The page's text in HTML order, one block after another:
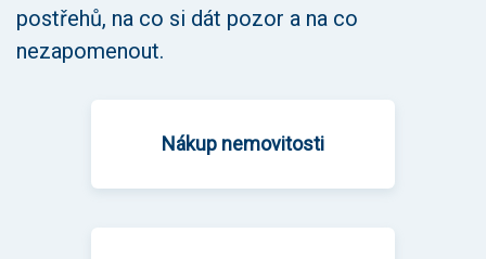
postřehů, na co si dát pozor a na co
nezapomenout.
Nákup nemovitosti